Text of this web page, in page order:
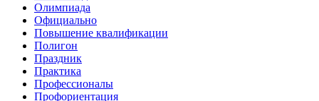
Олимпиада
Официально
Повышение квалификации
Полигон
Праздник
Практика
Профессионалы
Профориентация